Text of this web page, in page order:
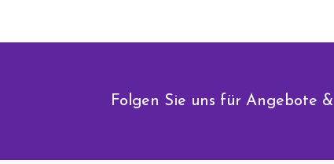
Folgen Sie uns für Angebote